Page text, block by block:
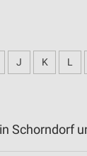
J K L
Schorndorf